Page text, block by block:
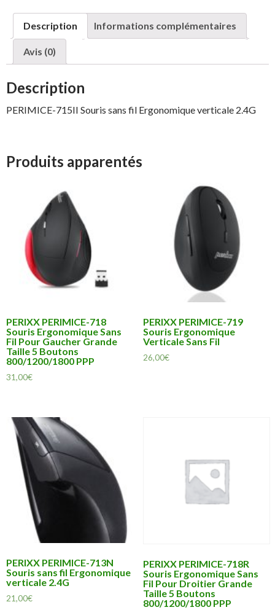
fil
Ergonomique
verticale
2.4G
Description Informations complémentaires
Avis (0)
Description
PERIMICE-715II Souris sans fil Ergonomique verticale 2.4G
Produits apparentés
PERIXX PERIMICE-718
Souris Ergonomique Sans
Fil Pour Gaucher Grande
Taille 5 Boutons
800/1200/1800 PPP
31,00€
PERIXX PERIMICE-719
Souris Ergonomique
Verticale Sans Fil
26,00€
PERIXX PERIMICE-713N
Souris sans fil Ergonomique
verticale 2.4G
21,00€
PERIXX PERIMICE-718R
Souris Ergonomique Sans
Fil Pour Droitier Grande
Taille 5 Boutons
800/1200/1800 PPP